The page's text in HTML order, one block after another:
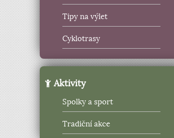
Tipy na výlet
Cyklotrasy
Aktivity
Spolky a sport
Tradiční akce